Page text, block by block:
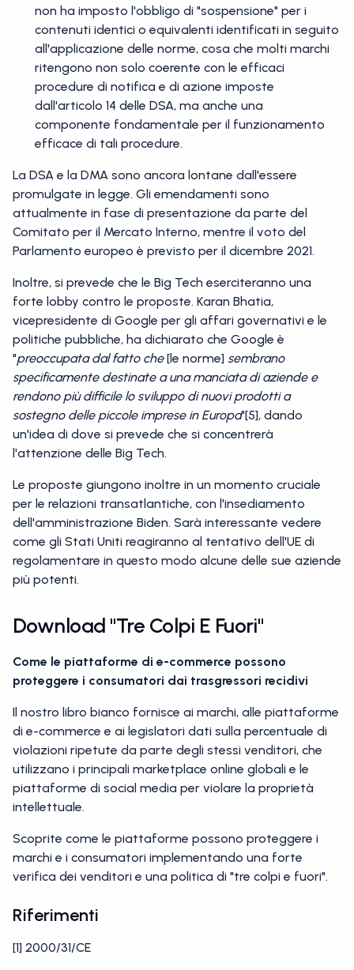
non ha imposto l'obbligo di "sospensione" per i
contenuti identici o equivalenti identificati in seguito
all'applicazione delle norme, cosa che molti marchi
ritengono non solo coerente con le efficaci
procedure di notifica e di azione imposte
dall'articolo 14 delle DSA, ma anche una
componente fondamentale per il funzionamento
efficace di tali procedure.
La DSA e la DMA sono ancora lontane dall'essere
promulgate in legge. Gli emendamenti sono
attualmente in fase di presentazione da parte del
Comitato per il Mercato Interno, mentre il voto del
Parlamento europeo è previsto per il dicembre 2021.
Inoltre, si prevede che le Big Tech eserciteranno una
forte lobby contro le proposte. Karan Bhatia,
vicepresidente di Google per gli affari governativi e le
politiche pubbliche, ha dichiarato che Google è
"preoccupata dal fatto che[le norme] sembrano
specificamente destinate a una manciata di aziende e
rendono più difficile lo sviluppo di nuovi prodotti a
sostegno delle piccole imprese in Europa"[5], dando
un'idea di dove si prevede che si concentrerà
l'attenzione delle Big Tech.
Le proposte giungono inoltre in un momento cruciale
per le relazioni transatlantiche, con l'insediamento
dell'amministrazione Biden. Sarà interessante vedere
come gli Stati Uniti reagiranno al tentativo dell'UE di
regolamentare in questo modo alcune delle sue aziende
più potenti.
Download "Tre Colpi E Fuori"
Come le piattaforme di e-commerce possono
proteggere i consumatori dai trasgressori recidivi
Il nostro libro bianco fornisce ai marchi, alle piattaforme
di e-commerce e ai legislatori dati sulla percentuale di
violazioni ripetute da parte degli stessi venditori, che
utilizzano i principali marketplace online globali e le
piattaforme di social media per violare la proprietà
intellettuale.
Scoprite come le piattaforme possono proteggere i
marchi e i consumatori implementando una forte
verifica dei venditori e una politica di "tre colpi e fuori".
Riferimenti
[1] 2000/31/CE